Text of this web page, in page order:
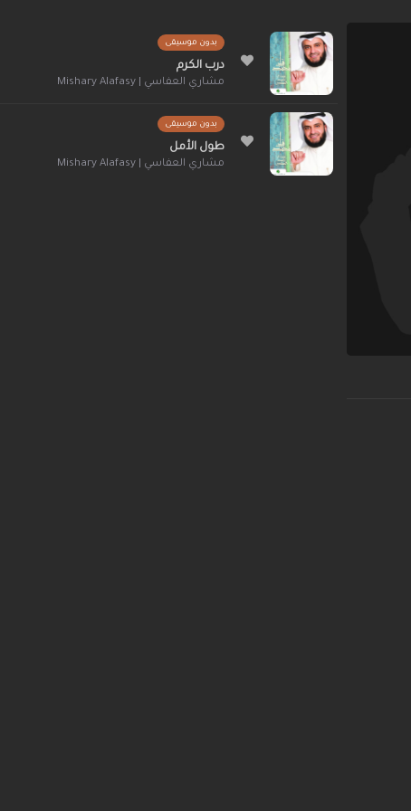
بدون موسيقى
درب الكرم
مشاري العفاسي | Mishary Alafasy
بدون موسيقى
طول الأمل
مشاري العفاسي | Mishary Alafasy